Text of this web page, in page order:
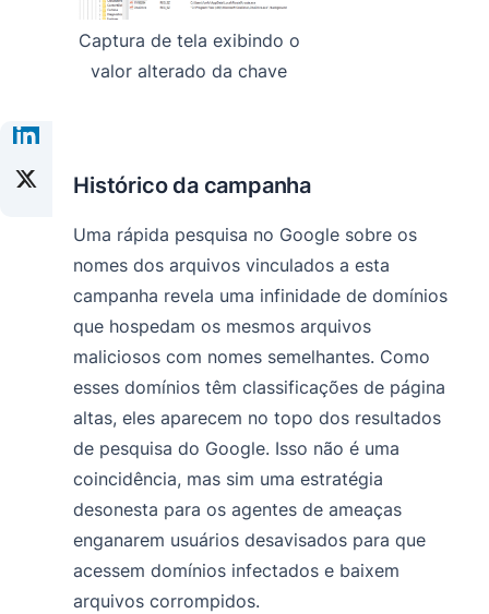
Captura de tela exibindo o
valor alterado da chave
Histórico da campanha
Uma rápida pesquisa no Google sobre os
nomes dos arquivos vinculados a esta
campanha revela uma infinidade de domínios
que hospedam os mesmos arquivos
maliciosos com nomes semelhantes. Como
esses domínios têm classificações de página
altas, eles aparecem no topo dos resultados
de pesquisa do Google. Isso não é uma
coincidência, mas sim uma estratégia
desonesta para os agentes de ameaças
enganarem usuários desavisados para que
acessem domínios infectados e baixem
arquivos corrompidos.